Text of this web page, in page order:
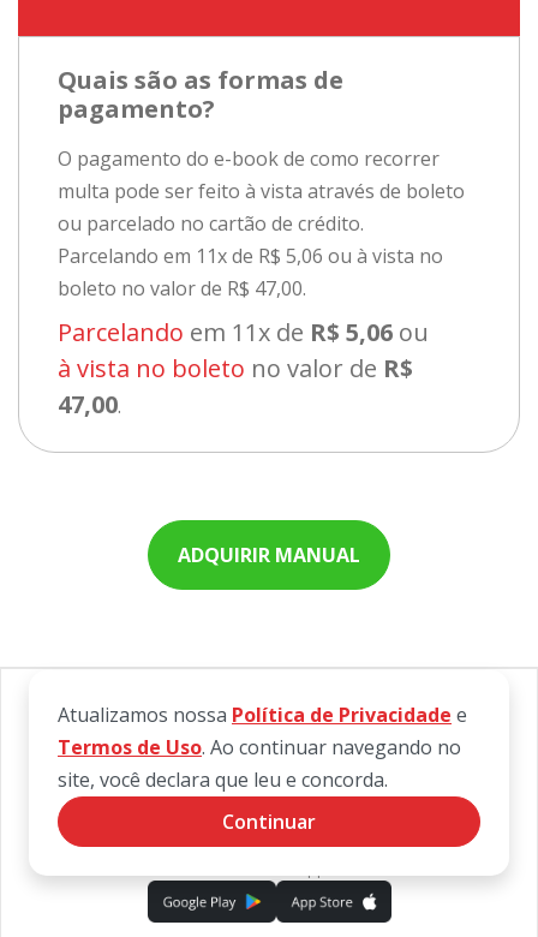
Quais são as formas de
pagamento?
O pagamento do e-book de como recorrer
multa pode ser feito à vista através de boleto
ou parcelado no cartão de crédito.
Parcelando em 11x de R$ 5,06 ou à vista no
boleto no valor de R$ 47,00.
Parcelando em 11x de R$ 5,06 ou
à vista no boleto no valor de R$
47,00.
ADQUIRIR MANUAL
Atualizamos nossa Política de Privacidade e
Termos de Uso. Ao continuar navegando no
site, você declara que leu e concorda.
Continuar
© 2026 DOK Serviços de Pagamentos Ltda. CNPJ 27.838.743/0001-91
CRDD-SP 004130-1 | Susep 212124921
Acompanhe nas redes